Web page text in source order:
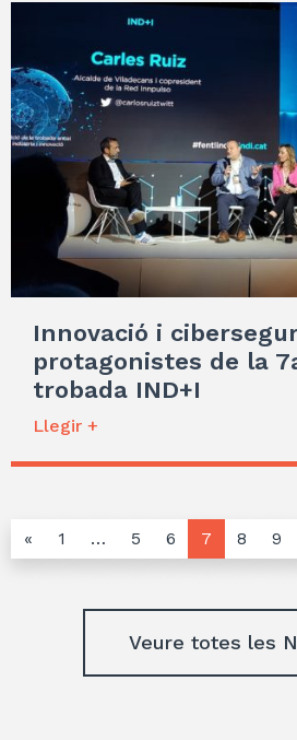
Innovació i
protagonistes de la
trobada IND+I
Llegir +
« 1 … 5 6 7 8 9
Veure totes les